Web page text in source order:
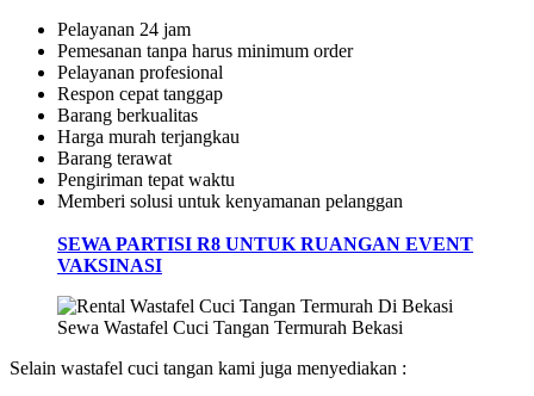
Pelayanan 24 jam
Pemesanan tanpa harus minimum order
Pelayanan profesional
Respon cepat tanggap
Barang berkualitas
Harga murah terjangkau
Barang terawat
Pengiriman tepat waktu
Memberi solusi untuk kenyamanan pelanggan
SEWA PARTISI R8 UNTUK RUANGAN EVENT
VAKSINASI
Sewa Wastafel Cuci Tangan Termurah Bekasi
Selain wastafel cuci tangan kami juga menyediakan :